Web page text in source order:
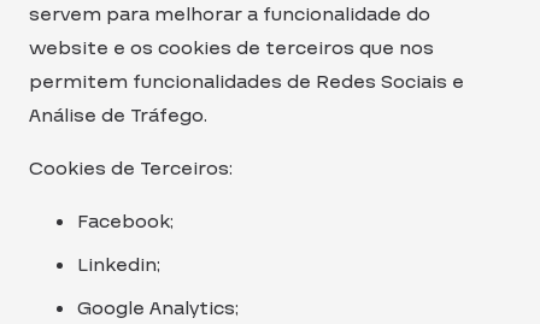
servem para melhorar a funcionalidade do
website e os cookies de terceiros que nos
permitem funcionalidades de Redes Sociais e
Análise de Tráfego.
Cookies de Terceiros:
Facebook;
Linkedin;
Google Analytics;